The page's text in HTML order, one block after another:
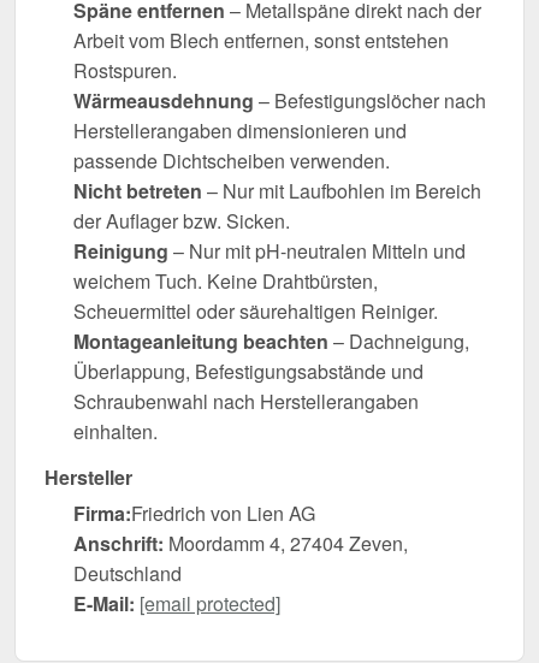
Späne entfernen – Metallspäne direkt nach der
Arbeit vom Blech entfernen, sonst entstehen
Rostspuren.
Wärmeausdehnung – Befestigungslöcher nach
Herstellerangaben dimensionieren und
passende Dichtscheiben verwenden.
Nicht betreten – Nur mit Laufbohlen im Bereich
der Auflager bzw. Sicken.
Reinigung – Nur mit pH-neutralen Mitteln und
weichem Tuch. Keine Drahtbürsten,
Scheuermittel oder säurehaltigen Reiniger.
Montageanleitung beachten – Dachneigung,
Überlappung, Befestigungsabstände und
Schraubenwahl nach Herstellerangaben
einhalten.
Hersteller
Firma:Friedrich von Lien AG
Anschrift: Moordamm 4, 27404 Zeven,
Deutschland
E-Mail: [email protected]